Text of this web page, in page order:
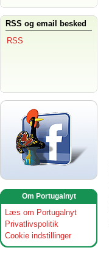
RSS og email besked
RSS
Om Portugalnyt
Læs om Portugalnyt
Privatlivspolitik
Cookie indstillinger